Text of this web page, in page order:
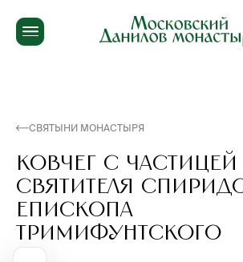
СВЯТЫНИ МОНАСТЫРЯ
КОВЧЕГ С
СВЯТИТЕЛЯ
ЕПИСКОПА
ТРИМИФУНТСКОГО